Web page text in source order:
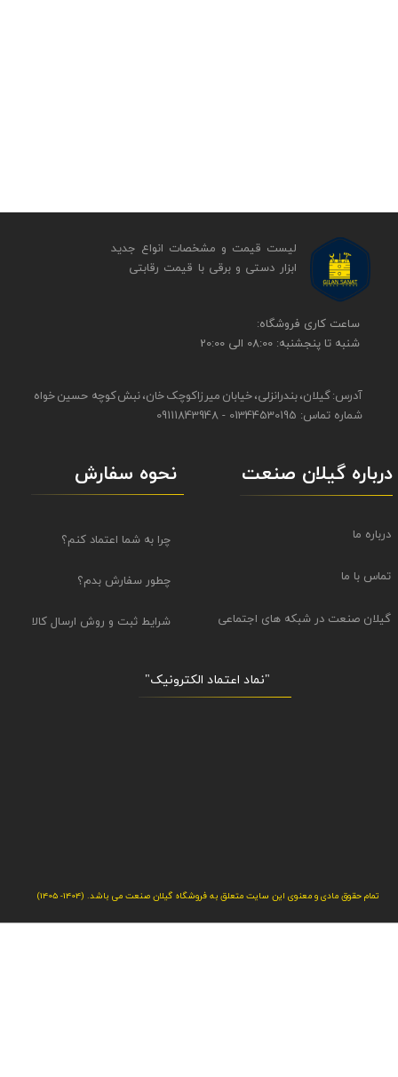
​​ساعت کاری فروشگاه:
شنبه تا پنجشنبه: 08:00 الی 20:00
آدرس: گیلان، بندرانزلی، خیابان میرزاکوچک خان، نبش کوچه حسین خواه
شماره تماس: 01344530195 - 09111843948
لیست قیمت و مشخصات انواع جدید
ابزار دستی و برقی ​​​​​​​با قیمت رقابتی
نحوه سفارش
چرا به شما اعتماد کنم؟
چطور سفارش بدم؟
شرایط ثبت و روش ارسال کالا
تمام حقوق مادی و معنوی این سایت متعلق به فروشگاه گیلان صنعت می باشد. (1404- 1405)
"نماد اعتماد الکترونیک​​​​​​​"
درباره گیلان صنعت
درباره ما
تماس با ما
گیلان صنعت در شبکه های اجتماعی